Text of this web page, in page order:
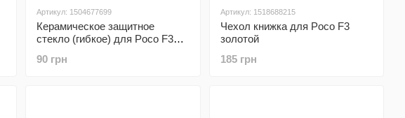
Артикул: 1504677699
Керамическое защитное
стекло (гибкое) для Poco F3
90 грн
Артикул: 1518688215
Чехол книжка для Poco F3
золотой
185 грн